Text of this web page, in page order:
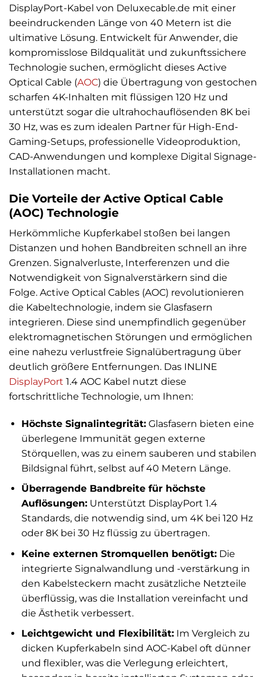
DisplayPort-Kabel von Deluxecable.de mit einer
beeindruckenden Länge von 40 Metern ist die
ultimative Lösung. Entwickelt für Anwender, die
kompromisslose Bildqualität und zukunftssichere
Technologie suchen, ermöglicht dieses Active
Optical Cable (AOC) die Übertragung von gestochen
scharfen 4K-Inhalten mit flüssigen 120 Hz und
unterstützt sogar die ultrahochauflösenden 8K bei
30 Hz, was es zum idealen Partner für High-End-
Gaming-Setups, professionelle Videoproduktion,
CAD-Anwendungen und komplexe Digital Signage-
Installationen macht.
Die Vorteile der Active Optical Cable
(AOC) Technologie
Herkömmliche Kupferkabel stoßen bei langen
Distanzen und hohen Bandbreiten schnell an ihre
Grenzen. Signalverluste, Interferenzen und die
Notwendigkeit von Signalverstärkern sind die
Folge. Active Optical Cables (AOC) revolutionieren
die Kabeltechnologie, indem sie Glasfasern
integrieren. Diese sind unempfindlich gegenüber
elektromagnetischen Störungen und ermöglichen
eine nahezu verlustfreie Signalübertragung über
deutlich größere Entfernungen. Das INLINE
DisplayPort 1.4 AOC Kabel nutzt diese
fortschrittliche Technologie, um Ihnen:
Höchste Signalintegrität:Glasfasern bieten eine
überlegene Immunität gegen externe
Störquellen, was zu einem sauberen und stabilen
Bildsignal führt, selbst auf 40 Metern Länge.
Überragende Bandbreite für höchste
Auflösungen:Unterstützt DisplayPort 1.4
Standards, die notwendig sind, um 4K bei 120 Hz
oder 8K bei 30 Hz flüssig zu übertragen.
Keine externen Stromquellen benötigt:Die
integrierte Signalwandlung und -verstärkung in
den Kabelsteckern macht zusätzliche Netzteile
überflüssig, was die Installation vereinfacht und
die Ästhetik verbessert.
Leichtgewicht und Flexibilität:Im Vergleich zu
dicken Kupferkabeln sind AOC-Kabel oft dünner
und flexibler, was die Verlegung erleichtert,